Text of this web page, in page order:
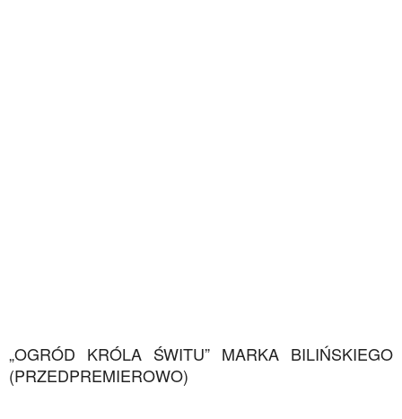
„OGRÓD KRÓLA ŚWITU” MARKA BILIŃSKIEGO
(PRZEDPREMIEROWO)